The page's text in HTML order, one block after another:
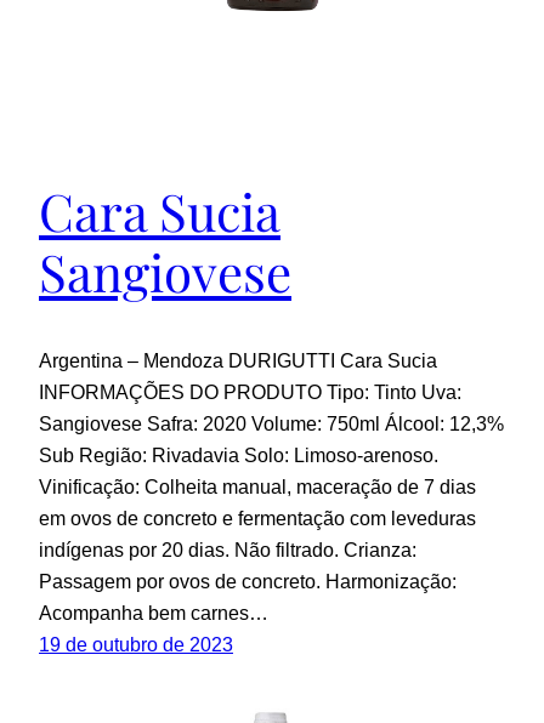
Cara Sucia
Sangiovese
Argentina – Mendoza DURIGUTTI Cara Sucia
INFORMAÇÕES DO PRODUTO Tipo: Tinto Uva:
Sangiovese Safra: 2020 Volume: 750ml Álcool: 12,3%
Sub Região: Rivadavia Solo: Limoso-arenoso.
Vinificação: Colheita manual, maceração de 7 dias
em ovos de concreto e fermentação com leveduras
indígenas por 20 dias. Não filtrado. Crianza:
Passagem por ovos de concreto. Harmonização:
Acompanha bem carnes…
19 de outubro de 2023